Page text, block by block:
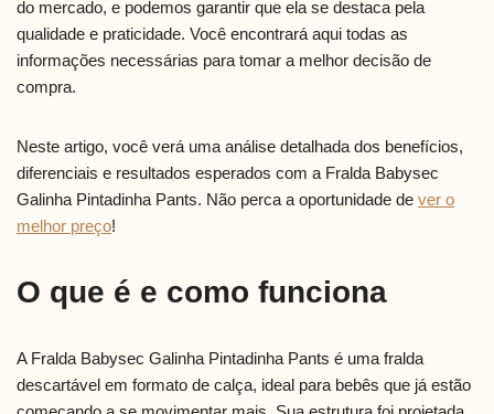
do mercado, e podemos garantir que ela se destaca pela
qualidade e praticidade. Você encontrará aqui todas as
informações necessárias para tomar a melhor decisão de
compra.
Neste artigo, você verá uma análise detalhada dos benefícios,
diferenciais e resultados esperados com a Fralda Babysec
Galinha Pintadinha Pants. Não perca a oportunidade de ver o
melhor preço!
O que é e como funciona
A Fralda Babysec Galinha Pintadinha Pants é uma fralda
descartável em formato de calça, ideal para bebês que já estão